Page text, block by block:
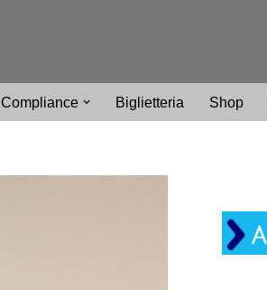
Compliance Biglietteria Shop